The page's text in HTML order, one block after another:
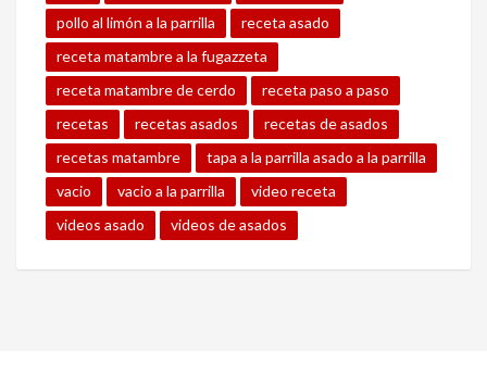
pollo al limón a la parrilla
receta asado
receta matambre a la fugazzeta
receta matambre de cerdo
receta paso a paso
recetas
recetas asados
recetas de asados
recetas matambre
tapa a la parrilla asado a la parrilla
vacio
vacio a la parrilla
video receta
videos asado
videos de asados